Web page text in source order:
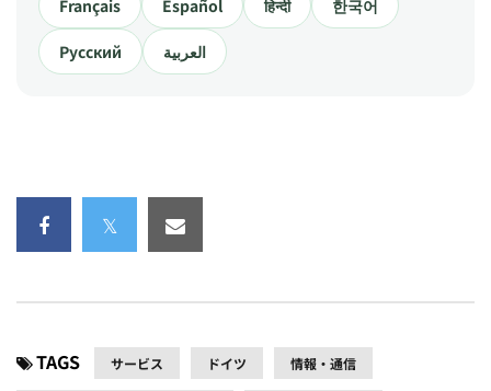
Français Español हिन्दी 한국어
Русский العربية
TAGS サービス ドイツ 情報・通信